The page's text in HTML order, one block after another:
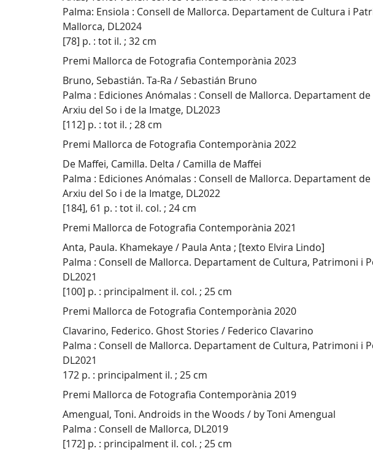
Palma: Ensiola : Consell de Mallorca. Departament de Cultura i
Mallorca, DL2024
[78] p. : tot il. ; 32 cm
Premi Mallorca de Fotografia Contemporània 2023
Bruno, Sebastián. Ta-Ra / Sebastián Bruno
Palma : Ediciones Anómalas : Consell de Mallorca. Departament
Arxiu del So i de la Imatge, DL2023
[112] p. : tot il. ; 28 cm
Premi Mallorca de Fotografia Contemporània 2022
De Maffei, Camilla. Delta / Camilla de Maffei
Palma : Ediciones Anómalas : Consell de Mallorca. Departament
Arxiu del So i de la Imatge, DL2022
[184], 61 p. : tot il. col. ; 24 cm
Premi Mallorca de Fotografia Contemporània 2021
Anta, Paula. Khamekaye / Paula Anta ; [texto Elvira Lindo]
Palma : Consell de Mallorca. Departament de Cultura, Patrimoni i
DL2021
[100] p. : principalment il. col. ; 25 cm
Premi Mallorca de Fotografia Contemporània 2020
Clavarino, Federico. Ghost Stories / Federico Clavarino
Palma : Consell de Mallorca. Departament de Cultura, Patrimoni i
DL2021
172 p. : principalment il. ; 25 cm
Premi Mallorca de Fotografia Contemporània 2019
Amengual, Toni. Androids in the Woods / by Toni Amengual
Palma : Consell de Mallorca, DL2019
[172] p. : principalment il. col. ; 25 cm